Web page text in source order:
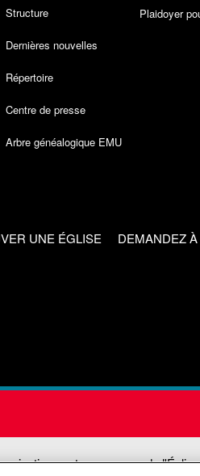
Structure
Dernières nouvelles
Répertoire
Centre de presse
Arbre généalogique EMU
Plaidoyer
UNE ÉGLISE DEMANDEZ À
est une agence de